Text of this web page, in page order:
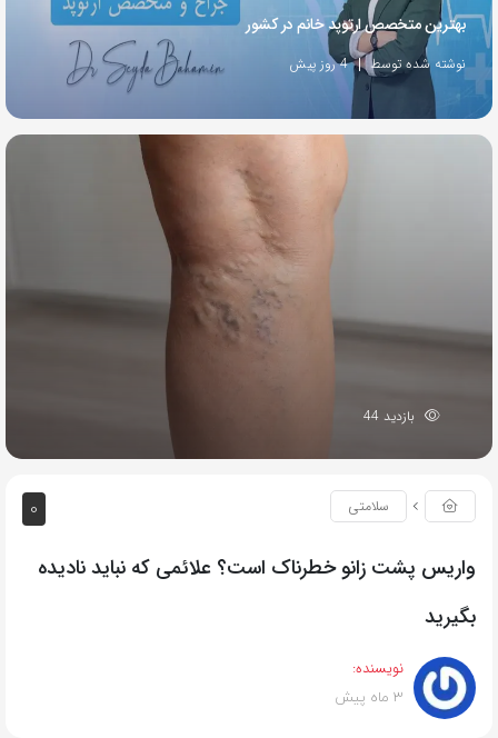
لینک
بهترین متخصص ارتوپد خانم در کشور
نوشته شده توسط 4 روز پیش
بازدید 44
0 سلامتی
واریس پشت زانو خطرناک است؟ علائمی که نباید نادیده
بگیرید
نویسنده:
3 ماه پیش